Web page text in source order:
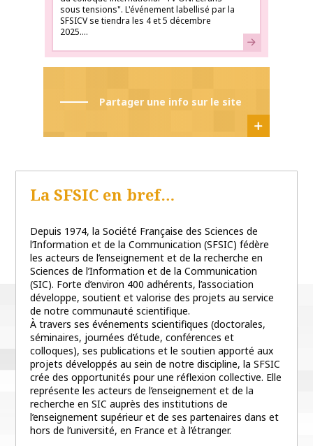
sous tensions". L'événement labellisé par la
SFSICV se tiendra les 4 et 5 décembre
2025....
En savoir plus
Partager une info sur le site
La SFSIC en bref…
Depuis 1974, la Société Française des Sciences de
l’Information et de la Communication (SFSIC) fédère
les acteurs de l’enseignement et de la recherche en
Sciences de l’Information et de la Communication
(SIC). Forte d’environ 400 adhérents, l’association
développe, soutient et valorise des projets au service
de notre communauté scientifique.
À travers ses événements scientifiques (doctorales,
séminaires, journées d’étude, conférences et
colloques), ses publications et le soutien apporté aux
projets développés au sein de notre discipline, la SFSIC
crée des opportunités pour une réflexion collective. Elle
représente les acteurs de l’enseignement et de la
recherche en SIC auprès des institutions de
l’enseignement supérieur et de ses partenaires dans et
hors de l’université, en France et à l’étranger.